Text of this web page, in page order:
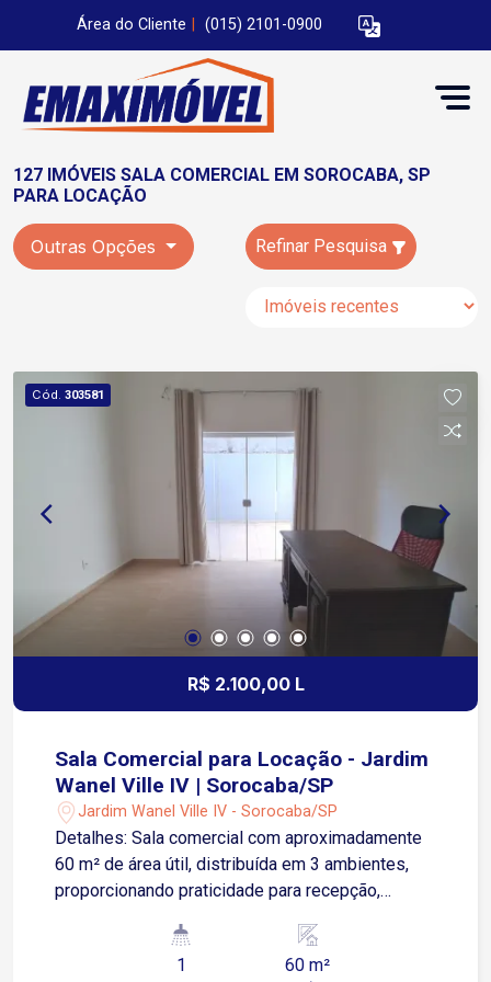
Área do Cliente (015) 2101-0900
127 IMÓVEIS SALA COMERCIAL EM SOROCABA, SP
PARA LOCAÇÃO
Outras Opções Refinar Pesquisa
Cód. 303581
R$ 2.100,00 L
Sala Comercial para Locação - Jardim
Wanel Ville IV | Sorocaba/SP
Jardim Wanel Ville IV - Sorocaba/SP
Detalhes: Sala comercial com aproximadamente
60 m² de área útil, distribuída em 3 ambientes,
proporcionando praticidade para recepção,
ainda com 1 banheiro privativo e quintal Ideal
para escritórios, consultórios, prestadores de
1 60 m²